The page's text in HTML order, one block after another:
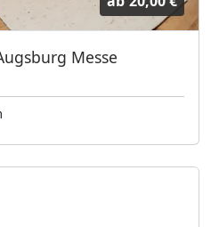
Messe